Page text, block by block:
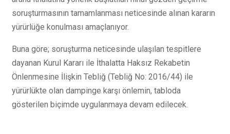
soruşturmasının tamamlanması neticesinde alınan kararın
yürürlüğe konulması amaçlanıyor.
Buna göre; soruşturma neticesinde ulaşılan tespitlere
dayanan Kurul Kararı ile İthalatta Haksız Rekabetin
Önlenmesine İlişkin Tebliğ (Tebliğ No: 2016/44) ile
yürürlükte olan dampinge karşı önlemin, tabloda
gösterilen biçimde uygulanmaya devam edilecek.